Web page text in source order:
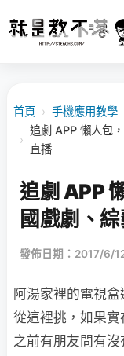
首頁 › 手機應用教學
›
追劇 APP 懶人包
直播
追劇 APP
國戲劇、
發佈日期：2017/6/
阿湯家裡的電視
從這裡挑，如果
之前有朋友問有